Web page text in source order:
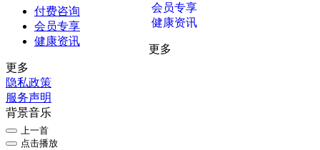
付费咨询
会员专享
会员专享
健康资讯
健康资讯
更多
更多
隐私政策
服务声明
背景音乐
上一首
点击播放